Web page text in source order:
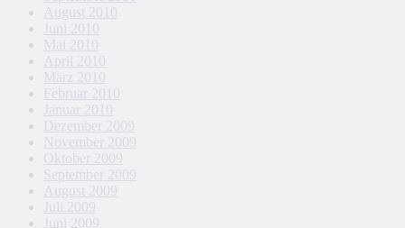
August 2010
Juni 2010
Mai 2010
April 2010
März 2010
Februar 2010
Januar 2010
Dezember 2009
November 2009
Oktober 2009
September 2009
August 2009
Juli 2009
Juni 2009